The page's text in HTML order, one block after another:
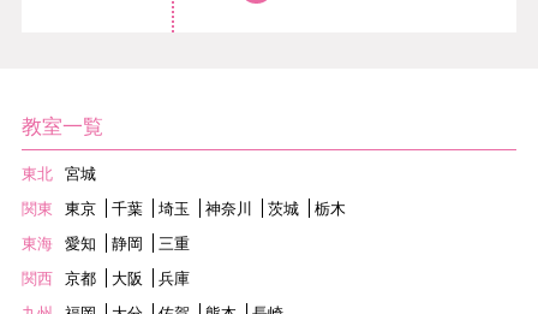
教室一覧
東北
宮城
関東
東京 千葉 埼玉 神奈川 茨城
栃木
東海
愛知 静岡
三重
関西
京都 大阪
兵庫